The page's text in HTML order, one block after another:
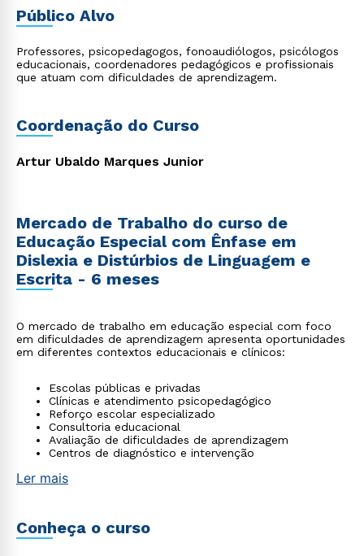
Público Alvo
Professores, psicopedagogos, fonoaudiólogos, psicólogos
educacionais, coordenadores pedagógicos e profissionais
que atuam com dificuldades de aprendizagem.
Coordenação do Curso
Artur Ubaldo Marques Junior
Mercado de Trabalho do curso de
Educação Especial com Ênfase em
Dislexia e Distúrbios de Linguagem e
Escrita - 6 meses
O mercado de trabalho em educação especial com foco
em dificuldades de aprendizagem apresenta oportunidades
em diferentes contextos educacionais e clínicos:
Escolas públicas e privadas
Clínicas e atendimento psicopedagógico
Reforço escolar especializado
Consultoria educacional
Avaliação de dificuldades de aprendizagem
Centros de diagnóstico e intervenção
Ler mais
Conheça o curso